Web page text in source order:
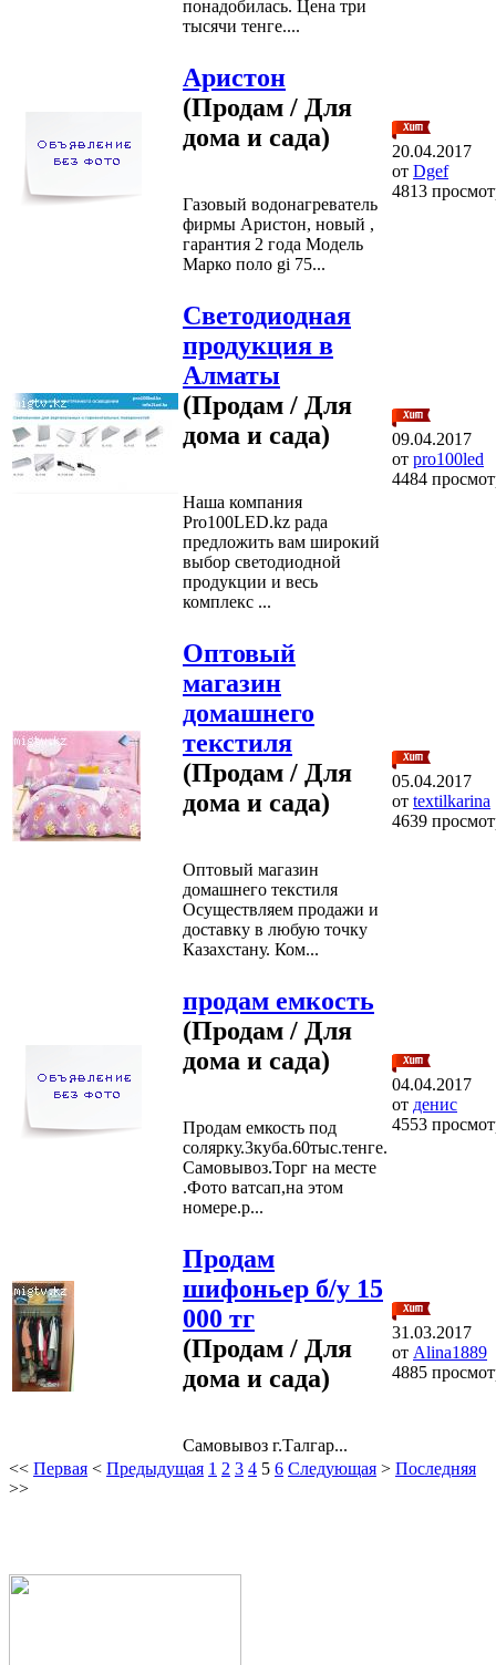
понадобилась. Цена три
тысячи тенге....
Аристон
(Продам / Для
дома и сада)
Газовый водонагреватель
фирмы Аристон, новый ,
гарантия 2 года Модель
Марко поло gi 75...
20.04.2017
от Dgef
4813
Светодиодная
продукция в
Алматы
(Продам / Для
дома и сада)
Наша компания
Pro100LED.kz рада
предложить вам широкий
выбор светодиодной
продукции и весь
комплекс ...
09.04.2017
от pro100led
4484
Оптовый
магазин
домашнего
текстиля
(Продам / Для
дома и сада)
Оптовый магазин
домашнего текстиля
Осуществляем продажи и
доставку в любую точку
Казахстану. Ком...
05.04.2017
от textilkarina
4639
продам емкость
(Продам / Для
дома и сада)
Продам емкость под
солярку.3куба.60тыс.тенге.
Самовывоз.Торг на месте
.Фото ватсап,на этом
номере.р...
04.04.2017
от денис
4553
Продам
шифоньер б/у 15
000 тг
(Продам / Для
дома и сада)
Самовывоз г.Талгар...
31.03.2017
от Alina1889
4885
<< Первая < Предыдущая 1 2 3 4 5 6 Следующая > Последняя
>>